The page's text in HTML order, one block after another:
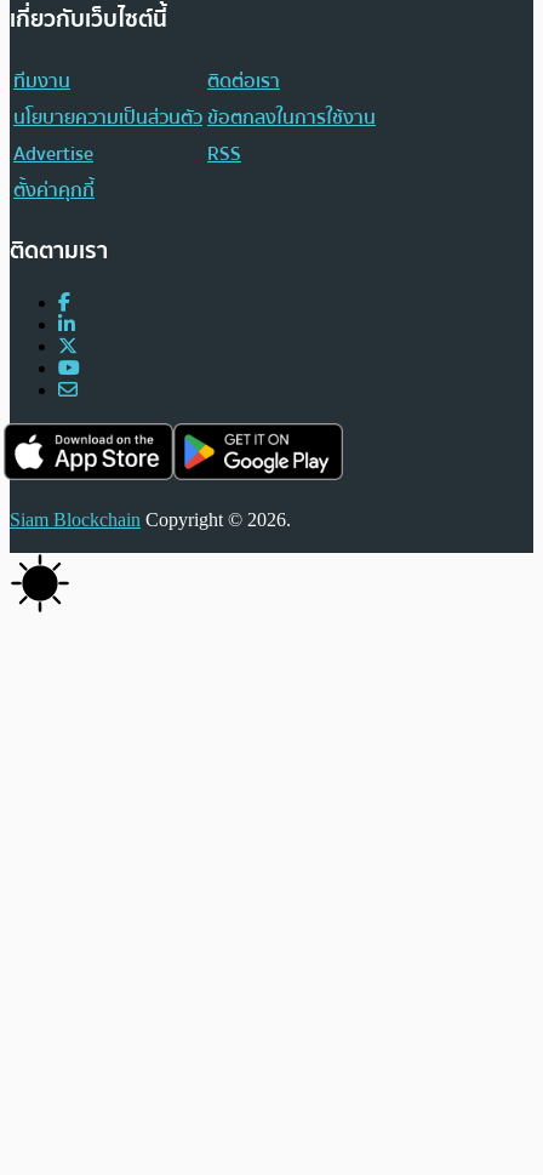
เกี่ยวกับเว็บไซต์นี้
ทีมงาน
ติดต่อเรา
นโยบายความเป็นส่วนตัวข้อตกลงในการใช้งาน
Advertise
RSS
ตั้งค่าคุกกี้
ติดตามเรา
Siam Blockchain Copyright © 2026.